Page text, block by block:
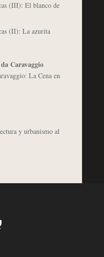
(III): El blanco de
(II): La azurita
Caravaggio
La Cena en
y urbanismo al